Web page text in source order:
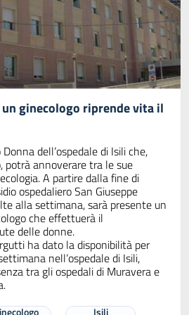
ginecologo riprende vita il
dell’ospedale di Isili che,
potrà annoverare tra le sue
A partire dalla fine di
ospedaliero San Giuseppe
alla settimana, sarà presente un
che effettuerà il
delle donne.
ha dato la disponibilità per
nell’ospedale di Isili,
tra gli ospedali di Muravera e
Isili